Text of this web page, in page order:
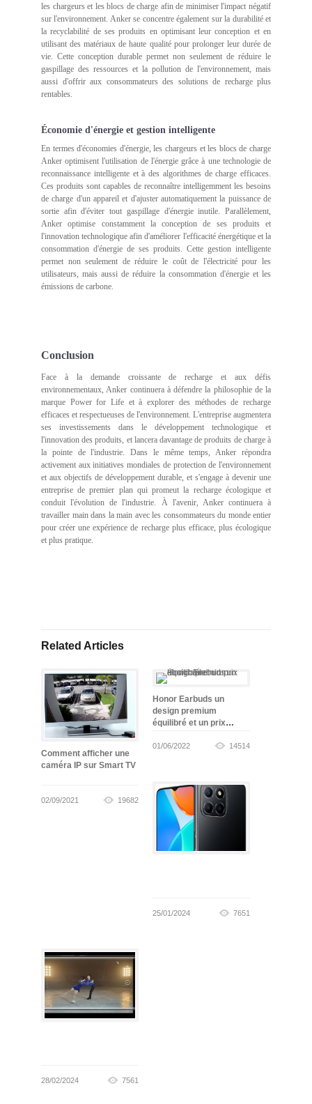
les chargeurs et les blocs de charge afin de minimiser l'impact négatif
sur l'environnement. Anker se concentre également sur la durabilité et
la recyclabilité de ses produits en optimisant leur conception et en
utilisant des matériaux de haute qualité pour prolonger leur durée de
vie. Cette conception durable permet non seulement de réduire le
gaspillage des ressources et la pollution de l'environnement, mais
aussi d'offrir aux consommateurs des solutions de recharge plus
rentables.
Économie d'énergie et gestion intelligente
En termes d'économies d'énergie, les chargeurs et les blocs de charge
Anker optimisent l'utilisation de l'énergie grâce à une technologie de
reconnaissance intelligente et à des algorithmes de charge efficaces.
Ces produits sont capables de reconnaître intelligemment les besoins
de charge d'un appareil et d'ajuster automatiquement la puissance de
sortie afin d'éviter tout gaspillage d'énergie inutile. Parallèlement,
Anker optimise constamment la conception de ses produits et
l'innovation technologique afin d'améliorer l'efficacité énergétique et la
consommation d'énergie de ses produits. Cette gestion intelligente
permet non seulement de réduire le coût de l'électricité pour les
utilisateurs, mais aussi de réduire la consommation d'énergie et les
émissions de carbone.
Conclusion
Face à la demande croissante de recharge et aux défis
environnementaux, Anker continuera à défendre la philosophie de la
marque Power for Life et à explorer des méthodes de recharge
efficaces et respectueuses de l'environnement. L'entreprise augmentera
ses investissements dans le développement technologique et
l'innovation des produits, et lancera davantage de produits de charge à
la pointe de l'industrie. Dans le même temps, Anker répondra
activement aux initiatives mondiales de protection de l'environnement
et aux objectifs de développement durable, et s'engage à devenir une
entreprise de premier plan qui promeut la recharge écologique et
conduit l'évolution de l'industrie. À l'avenir, Anker continuera à
travailler main dans la main avec les consommateurs du monde entier
pour créer une expérience de recharge plus efficace, plus écologique
et plus pratique.
Related Articles
Comment afficher une
caméra IP sur Smart TV
02/09/2021 19682
Honor Earbuds un
design premium
équilibré et un prix
01/06/2022 14514
25/01/2024 7651
28/02/2024 7561